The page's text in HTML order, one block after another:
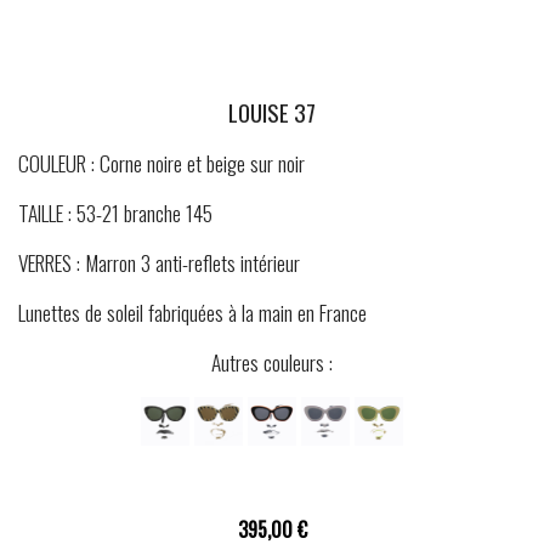
LOUISE 37
COULEUR : Corne noire et beige sur noir
TAILLE : 53-21 branche 145
VERRES : Marron 3 anti-reflets intérieur
Lunettes de soleil fabriquées à la main en France
Autres couleurs :
395,00 €